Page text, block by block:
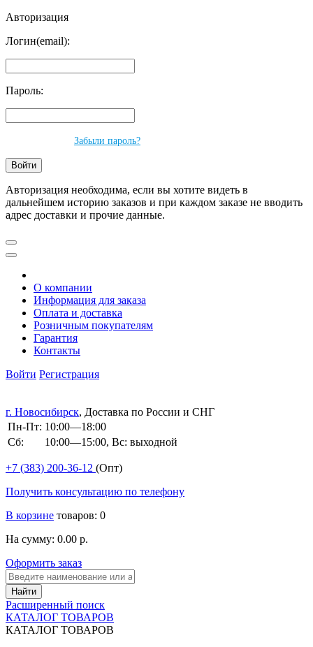
Авторизация
Логин(email):
Пароль:
Забыли пароль?
Авторизация необходима, если вы хотите видеть в
дальнейшем историю заказов и при каждом заказе не вводить
адрес доставки и прочие данные.
О компании
Информация для заказа
Оплата и доставка
Розничным покупателям
Гарантия
Контакты
Войти Регистрация
г. Новосибирск, Доставка по России и СНГ
Пн-Пт: 10:00—18:00
Сб:
10:00—15:00, Вс: выходной
+7 (383) 200-36-12 (Опт)
Получить консультацию по телефону
В корзине товаров: 0
На сумму: 0.00 р.
Оформить заказ
Расширенный поиск
КАТАЛОГ ТОВАРОВ
КАТАЛОГ ТОВАРОВ